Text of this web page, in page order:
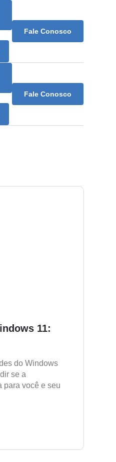
Fale Conosco
Fale Conosco
11:
do Windows
se a
para você e seu